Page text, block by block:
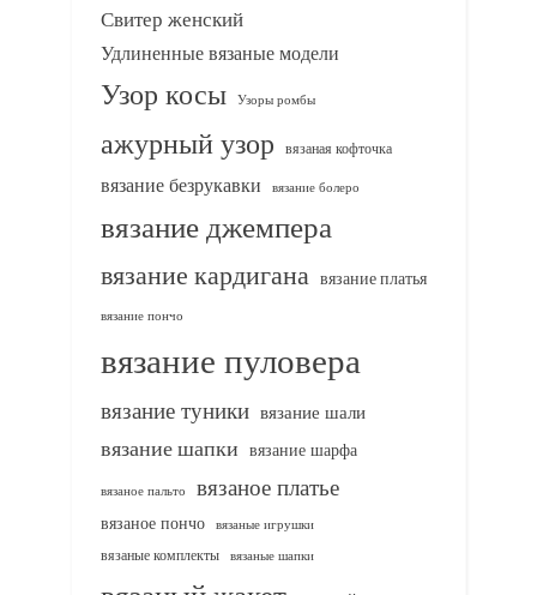
Свитер женский
Удлиненные вязаные модели
Узор косы Узоры ромбы
ажурный узор вязаная кофточка
вязание безрукавки вязание болеро
вязание джемпера
вязание кардигана вязание платья
вязание пончо
вязание пуловера
вязание туники вязание шали
вязание шапки вязание шарфа
вязаное пальто вязаное платье
вязаное пончо вязаные игрушки
вязаные комплекты
вязаные шапки